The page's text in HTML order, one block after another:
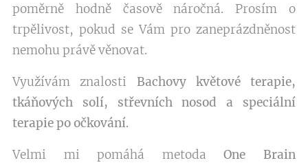
poměrně hodně časově náročná. Prosím o
trpělivost, pokud se Vám pro zaneprázdněnost
nemohu právě věnovat.
Využívám znalosti Bachovy květové terapie,
tkáňových solí, střevních nosod a speciální
terapie po očkování.
Velmi mi pomáhá metodaOne Brain